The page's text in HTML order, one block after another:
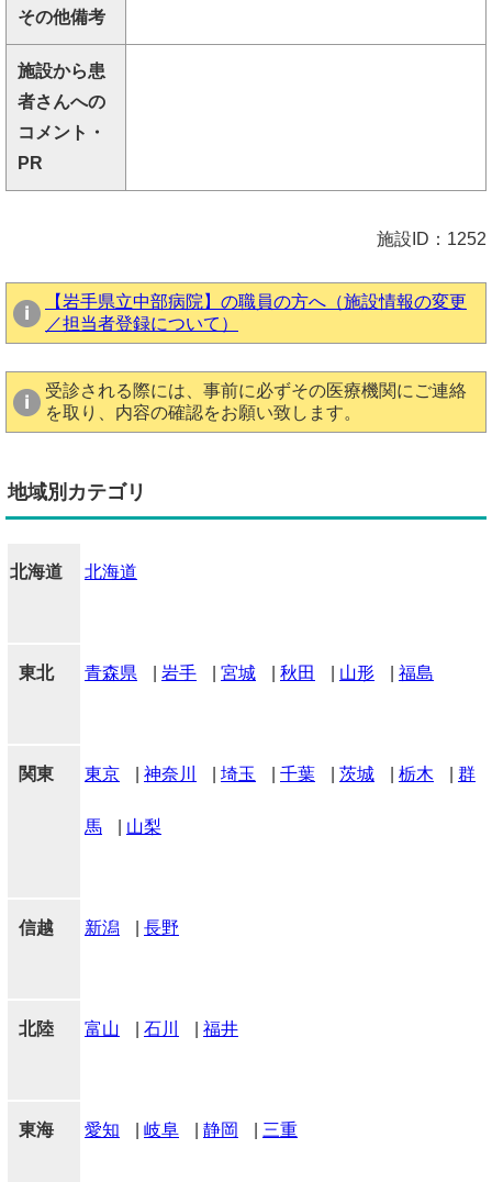
その他備考
施設から患
者さんへの
コメント・
PR
施設ID：1252
【岩手県立中部病院】の職員の方へ（施設情報の変更
／担当者登録について）
受診される際には、事前に必ずその医療機関にご連絡
を取り、内容の確認をお願い致します。
地域別カテゴリ
北海道 北海道
東北 青森県 岩手 宮城 秋田 山形 福島
関東 東京 神奈川 埼玉 千葉 茨城 栃木 群
馬 山梨
信越 新潟 長野
北陸 富山 石川 福井
東海 愛知 岐阜 静岡 三重